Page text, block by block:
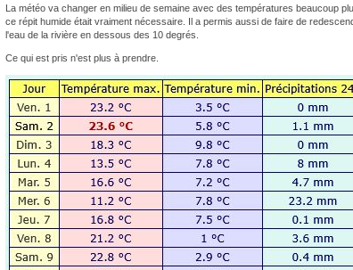
La météo va changer en milieu de semaine avec des températures beaucoup
ce répit humide était vraiment nécessaire. Il a permis aussi de faire de
l'eau de la rivière en dessous des 10 degrés.
Ce qui est pris n'est plus à prendre.